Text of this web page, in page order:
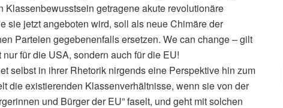
Klassenbewusstsein getragene akute revolutionäre
sie jetzt angeboten wird, soll als neue Chimäre der
Parteien gegebenenfalls ersetzen. We can change – gilt
für die USA, sondern auch für die EU!
selbst in ihrer Rhetorik nirgends eine Perspektive hin zum
die existierenden Klassenverhältnisse, wenn sie von der
und Bürger der EU” faselt, und geht mit solchen